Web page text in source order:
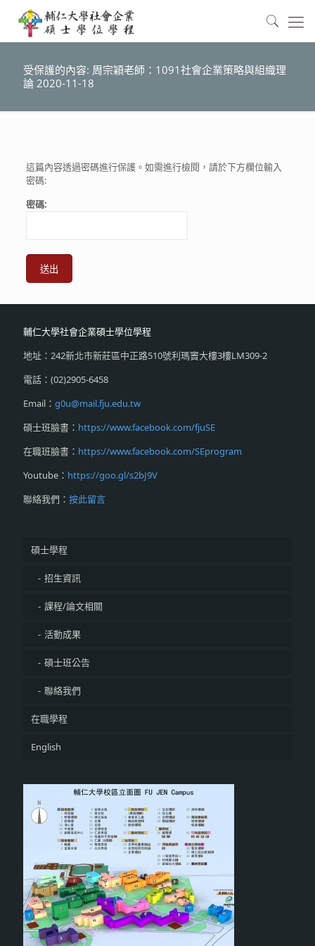
受保護的內容: 周宗穎老師：1091社會企業策略與組織理
論 2020-11-18
這篇內容透過密碼進行保護。如需進行檢閱，請於下方欄位輸入
密碼:
密碼:
輔仁大學社會企業碩士學位學程
地址：242新北市新莊區中正路510號利瑪竇大樓3樓LM309-2
電話：(02)2905-6458
Email： g0u@mail.fju.edu.tw
碩士班臉書： https://www.facebook.com/fjuSE
在職班臉書： https://www.facebook.com/SEprogram
Youtube： https://goo.gl/s2bJ9V
聯絡我們： 按此留言
碩士學程
招生資訊
課程/論文相關
活動成果
碩士班公告
聯絡我們
在職學程
English